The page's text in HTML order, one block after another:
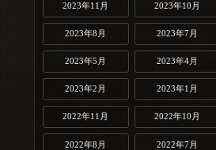
2023年11月 2023年10月
2023年8月 2023年7月
2023年5月 2023年4月
2023年2月 2023年1月
2022年11月 2022年10月
2022年8月 2022年7月